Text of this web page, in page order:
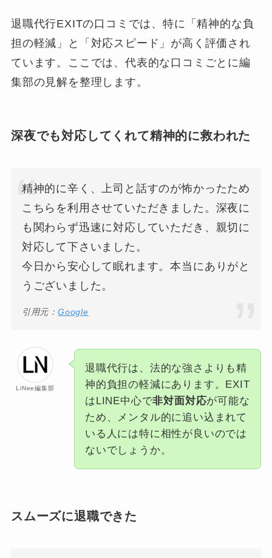
退職代行EXITの口コミでは、特に「精神的な負
担の軽減」と「対応スピード」が高く評価され
ています。ここでは、代表的な口コミごとに編
集部の見解を整理します。
深夜でも対応してくれて精神的に救われた
精神的に辛く、上司と話すのが怖かったため
こちらを利用させていただきました。深夜に
も関わらず迅速に対応していただき、親切に
対応して下さいました。
今日から安心して眠れます。本当にありがと
うございました。
引用元：Google
LiNee編集部
退職代行は、法的な強さよりも精
神的負担の軽減にあります。EXIT
はLINE中心で非対面対応が可能な
ため、メンタル的に追い込まれて
いる人には特に相性が良いのでは
ないでしょうか。
スムーズに退職できた